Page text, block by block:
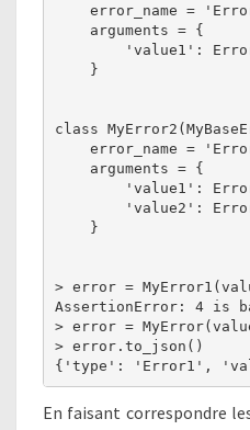
error_name =
    arguments = {
'value1':
    }
class
error_name =
    arguments = {
'value1':
'value2':
    }
> error =
AssertionError: 4 is
> error =
> error.to_json()
En faisant correspondre